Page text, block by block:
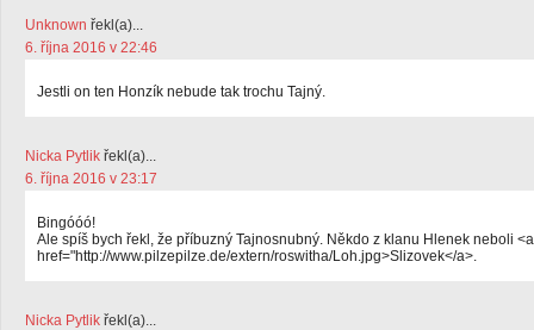
Unknown řekl(a)...
6. října 2016 v 22:46
Jestli on ten Honzík nebude tak trochu Tajný.
Nicka Pytlik řekl(a)...
6. října 2016 v 23:17
Bingóóó!
Ale spíš bych řekl, že příbuzný Tajnosnubný. Někdo z klanu Hlenek neboli <a
href="http://www.pilzepilze.de/extern/roswitha/Loh.jpg>Slizovek</a>.
Nicka Pytlik řekl(a)...